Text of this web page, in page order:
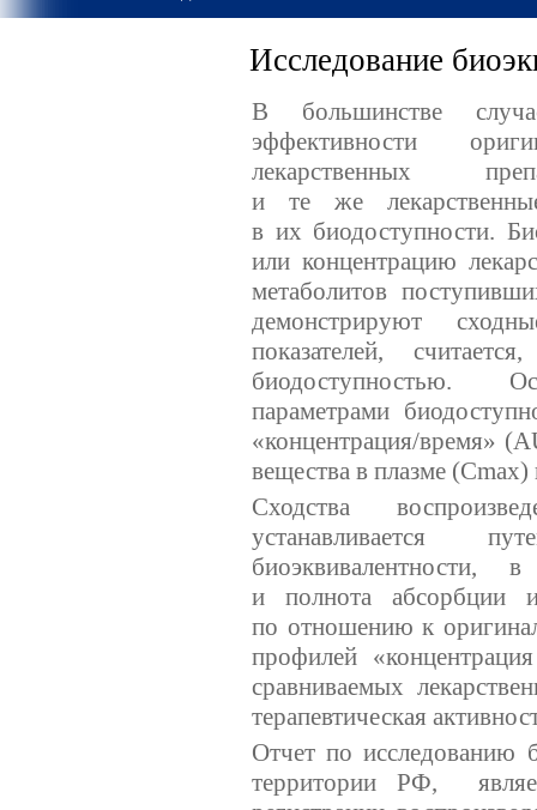
Исследование
В большинстве
эффективности
лекарственных
и те же
в их биодоступности.
или концентрацию
метаболитов
демонстрируют
показателей,
биодоступностью.
параметрами
«концентрация/время»
вещества в плазме
Сходства
устанавливается
биоэквивалентности,
и полнота абсорбции
по отношению к
профилей
сравниваемых
терапевтическая
Отчет по исследованию
территории РФ,